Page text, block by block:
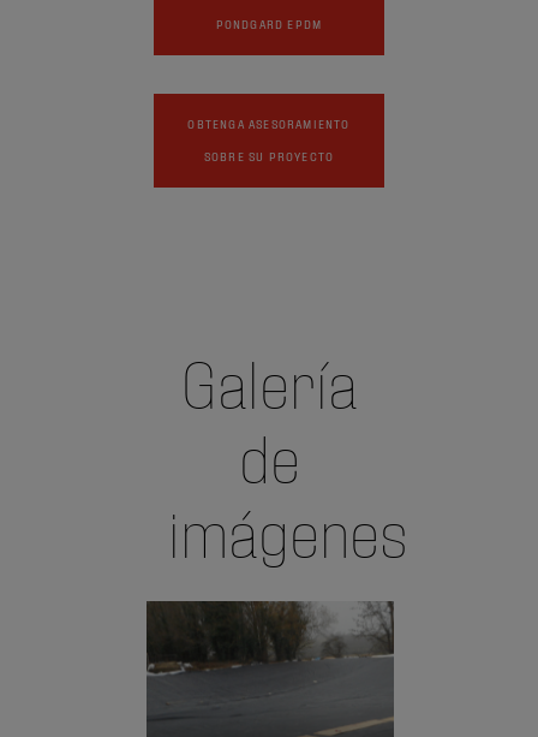
PONDGARD EPDM
OBTENGA ASESORAMIENTO
SOBRE SU PROYECTO
Galería
de
imágenes